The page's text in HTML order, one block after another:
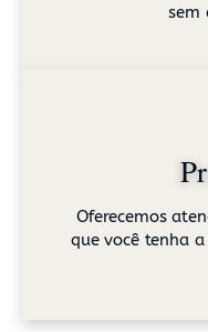
sem
Oferecemos
que você tenha